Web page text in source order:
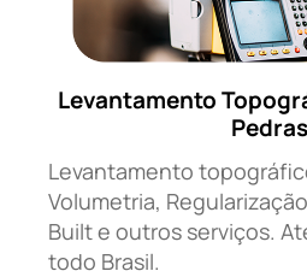
Levantamento
Pedras
Levantamento
Volumetria,
Built e outros serviços.
todo Brasil.